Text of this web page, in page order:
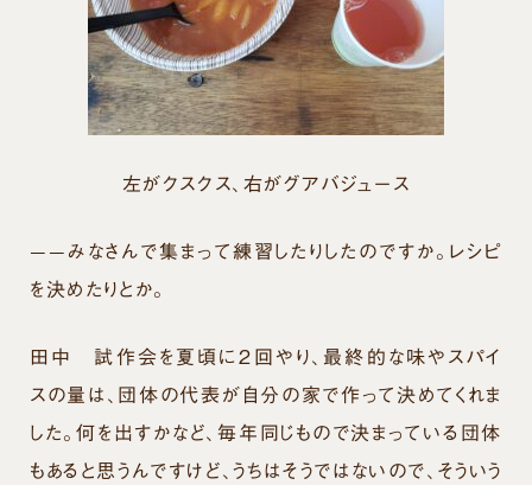
左がクスクス、右がグアバジュース
——みなさんで集まって練習したりしたのですか。レシピ
を決めたりとか。
田中
試作会を夏頃に２回やり、最終的な味やスパイ
スの量は、団体の代表が自分の家で作って決めてくれま
した。何を出すかなど、毎年同じもので決まっている団体
もあると思うんですけど、うちはそうではないので、そういう